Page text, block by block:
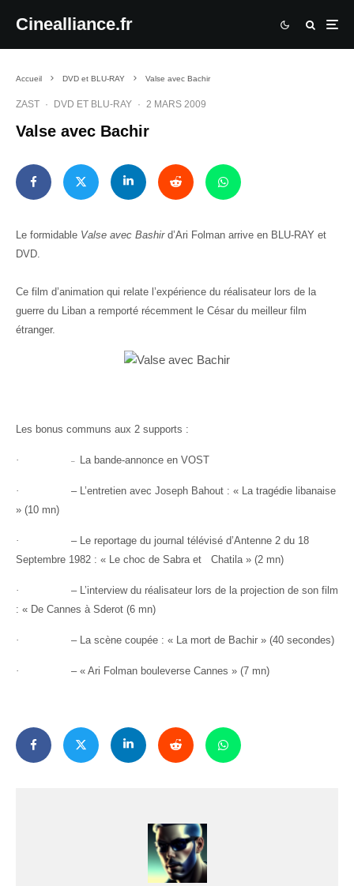
Cinealliance.fr
Accueil DVD et BLU-RAY Valse avec Bachir
ZAST · DVD ET BLU-RAY · 2 MARS 2009
Valse avec Bachir
Le formidable Valse avec Bashird’Ari Folman arrive en BLU-RAY et
DVD.
Ce film d’animation qui relate l’expérience du réalisateur lors de la
guerre du Liban a remporté récemment le César du meilleur film
étranger.
Les bonus communs aux 2 supports :
· – La bande-annonce en VOST
·
– L’entretien avec Joseph Bahout : « La tragédie libanaise
» (10 mn)
·
– Le reportage du journal télévisé d’Antenne 2 du 18
Septembre 1982 : « Le choc de Sabra et
Chatila » (2 mn)
·
– L’interview du réalisateur lors de la projection de son film
: « De Cannes à Sderot (6 mn)
· – La scène coupée : « La mort de Bachir » (40 secondes)
· – « Ari Folman bouleverse Cannes » (7 mn)